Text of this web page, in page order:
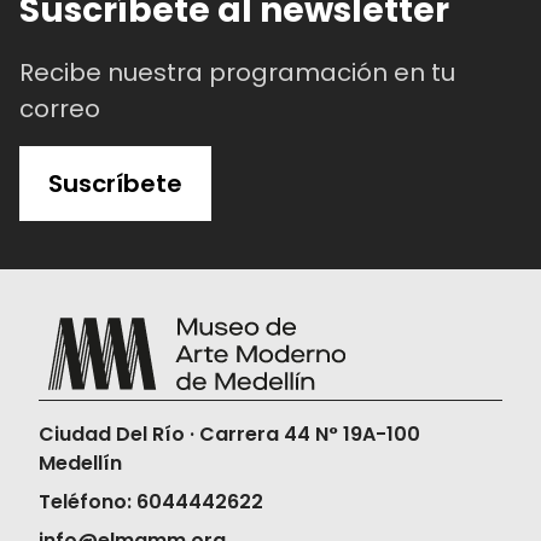
Suscríbete al newsletter
Recibe nuestra programación en tu
correo
Suscríbete
Ciudad Del Río · Carrera 44 N° 19A-100
Medellín
Teléfono: 6044442622